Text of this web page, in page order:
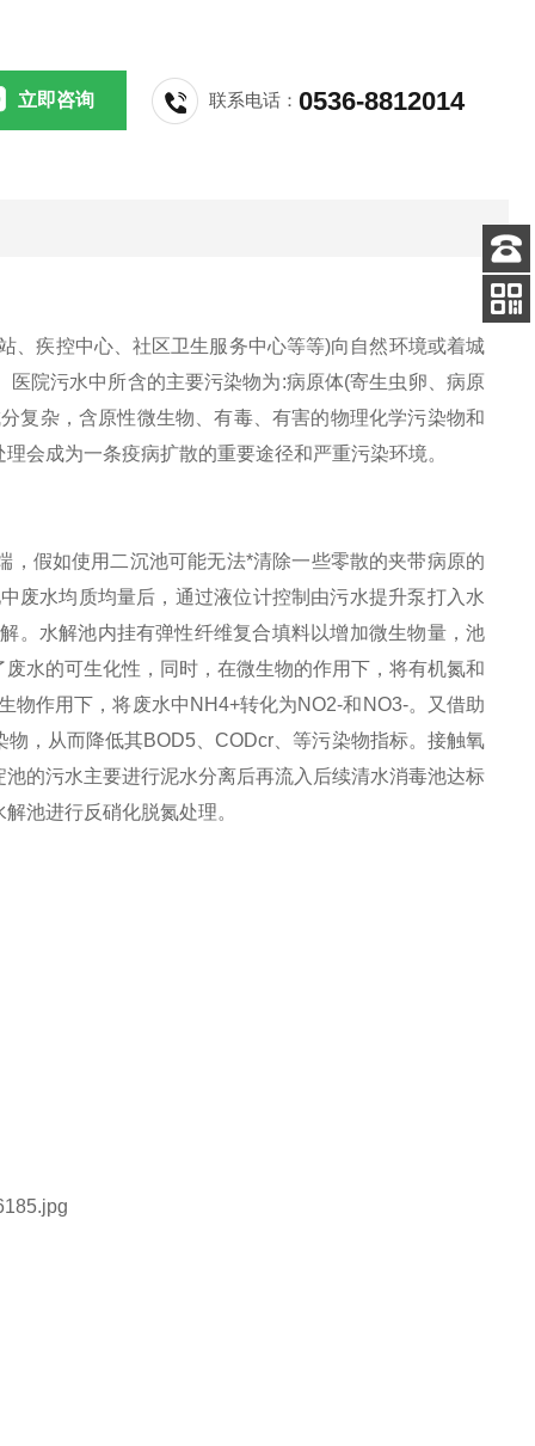
立即咨询 联系电话：0536-8812014
、疾控中心、社区卫生服务中心等等)向自然环境或着城
院污水中所含的主要污染物为:病原体(寄生虫卵、病原
复杂，含原性微生物、有毒、有害的物理化学污染物和
会成为一条疫病扩散的重要途径和严重污染环境。
假如使用二沉池可能无法*清除一些零散的夹带病原的
废水均质均量后，通过液位计控制由污水提升泵打入水
。水解池内挂有弹性纤维复合填料以增加微生物量，池
水的可生化性，同时，在微生物的作用下，将有机氮和
物作用下，将废水中NH4+转化为NO2-和NO3-。又借助
，从而降低其BOD5、CODcr、等污染物指标。接触氧
的污水主要进行泥水分离后再流入后续清水消毒池达标
池进行反硝化脱氮处理。
客服
电话